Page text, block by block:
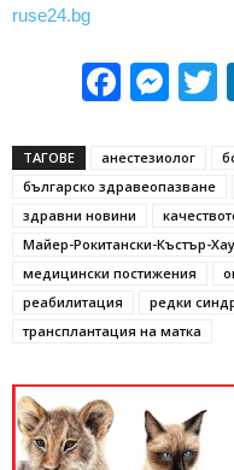
ruse24.bg
ТАГОВЕ анестезиолог
българско здравеопазване
здравни новини
Майер-Рокитански-Къстър-
медицински постижения
реабилитация
редки
трансплантация на матка